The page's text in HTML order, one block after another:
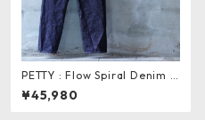
PETTY : Flow Spiral Denim P
ants
¥45,980